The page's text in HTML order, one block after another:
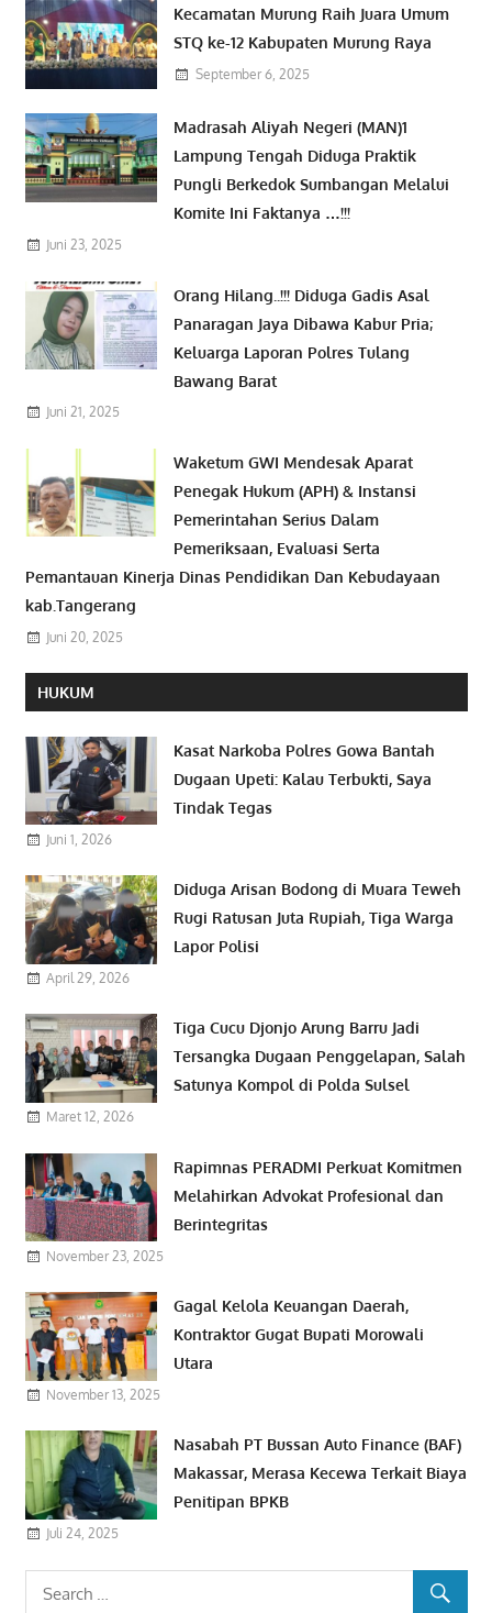
Kecamatan Murung Raih Juara Umum
STQ ke-12 Kabupaten Murung Raya
September 6, 2025
Madrasah Aliyah Negeri (MAN)1
Lampung Tengah Diduga Praktik
Pungli Berkedok Sumbangan Melalui
Komite Ini Faktanya …!!!
Juni 23, 2025
Orang Hilang..!!! Diduga Gadis Asal
Panaragan Jaya Dibawa Kabur Pria;
Keluarga Laporan Polres Tulang
Bawang Barat
Juni 21, 2025
Waketum GWI Mendesak Aparat
Penegak Hukum (APH) & Instansi
Pemerintahan Serius Dalam
Pemeriksaan, Evaluasi Serta
Pemantauan Kinerja Dinas Pendidikan Dan Kebudayaan
kab.Tangerang
Juni 20, 2025
HUKUM
Kasat Narkoba Polres Gowa Bantah
Dugaan Upeti: Kalau Terbukti, Saya
Tindak Tegas
Juni 1, 2026
Diduga Arisan Bodong di Muara Teweh
Rugi Ratusan Juta Rupiah, Tiga Warga
Lapor Polisi
April 29, 2026
Tiga Cucu Djonjo Arung Barru Jadi
Tersangka Dugaan Penggelapan, Salah
Satunya Kompol di Polda Sulsel
Maret 12, 2026
Rapimnas PERADMI Perkuat Komitmen
Melahirkan Advokat Profesional dan
Berintegritas
November 23, 2025
Gagal Kelola Keuangan Daerah,
Kontraktor Gugat Bupati Morowali
Utara
November 13, 2025
Nasabah PT Bussan Auto Finance (BAF)
Makassar, Merasa Kecewa Terkait Biaya
Penitipan BPKB
Juli 24, 2025